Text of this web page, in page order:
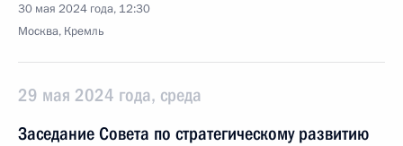
30 мая 2024 года, 12:30
Москва, Кремль
29 мая 2024 года, среда
Заседание Совета по стратегическому развитию